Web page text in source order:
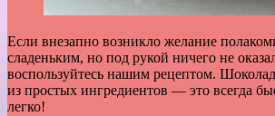
Если внезапно возникло желание
сладеньким, но под рукой ничего не
воспользуйтесь нашим рецептом.
из простых ингредиентов — это всегда
легко!